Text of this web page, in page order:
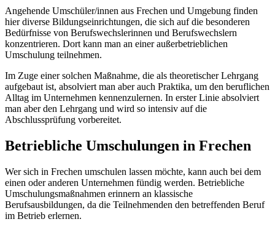
Angehende Umschüler/innen aus Frechen und Umgebung finden
hier diverse Bildungseinrichtungen, die sich auf die besonderen
Bedürfnisse von Berufswechslerinnen und Berufswechslern
konzentrieren. Dort kann man an einer außerbetrieblichen
Umschulung teilnehmen.
Im Zuge einer solchen Maßnahme, die als theoretischer Lehrgang
aufgebaut ist, absolviert man aber auch Praktika, um den beruflichen
Alltag im Unternehmen kennenzulernen. In erster Linie absolviert
man aber den Lehrgang und wird so intensiv auf die
Abschlussprüfung vorbereitet.
Betriebliche Umschulungen in Frechen
Wer sich in Frechen umschulen lassen möchte, kann auch bei dem
einen oder anderen Unternehmen fündig werden. Betriebliche
Umschulungsmaßnahmen erinnern an klassische
Berufsausbildungen, da die Teilnehmenden den betreffenden Beruf
im Betrieb erlernen.